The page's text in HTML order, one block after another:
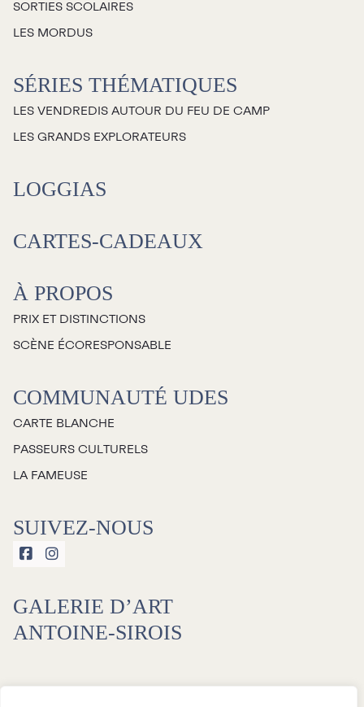
SORTIES SCOLAIRES
LES MORDUS
SÉRIES THÉMATIQUES
LES VENDREDIS AUTOUR DU FEU DE CAMP
LES GRANDS EXPLORATEURS
LOGGIAS
CARTES-CADEAUX
À PROPOS
PRIX ET DISTINCTIONS
SCÈNE ÉCORESPONSABLE
COMMUNAUTÉ UDES
CARTE BLANCHE
PASSEURS CULTURELS
LA FAMEUSE
SUIVEZ-NOUS
 
GALERIE D’ART
ANTOINE-SIROIS